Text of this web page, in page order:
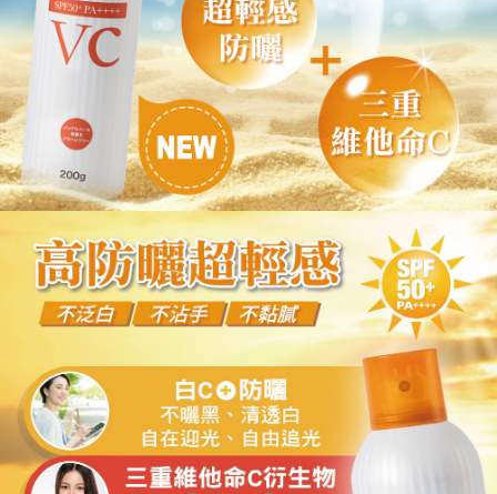
２．關於個人資料處理事宜，請瀏覽以下網址：
https://aftee.tw/terms/#terms3
３．未成年的使用者請事先徵得法定代理人或監護人之同意方可使用
「AFTEE先享後付」，若未經同意申辦者引起之損失，本公司不負相關責
任。
４．使用「AFTEE先享後付」時，將依據個別帳號之用戶狀況，依本公司即
時審查核予不同之上限額度；若仍有額度不足之情形，本公司將視審查結果
請求用戶進行身份認證。
５．嚴禁一人註冊多個帳號或使用他人資訊註冊。若發現惡意使用之情形，
恩沛科技股份有限公司將有權停止該用戶之使用額度並採取法律行動。
宅配
每筆NT$100，滿NT$1,000(含以上)免運費